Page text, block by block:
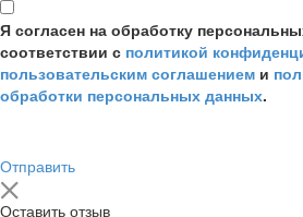
Я согласен на обработку
соответствии с политикой
пользовательским соглашением и
обработки персональных данных.
Отправить
Оставить отзыв